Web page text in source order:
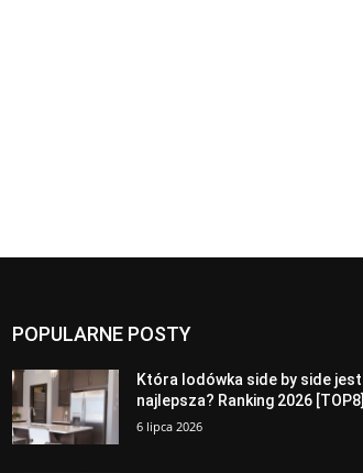
POPULARNE POSTY
Która lodówka side by side jest
najlepsza? Ranking 2026 [TOP8]
6 lipca 2026